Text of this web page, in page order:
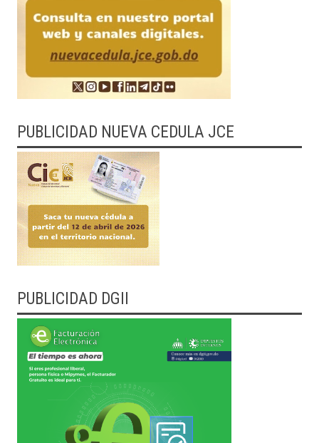
PUBLICIDAD NUEVA CEDULA JCE
PUBLICIDAD DGII